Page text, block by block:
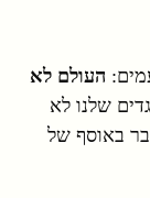
העולם לא
שלנו לא
באוסף של